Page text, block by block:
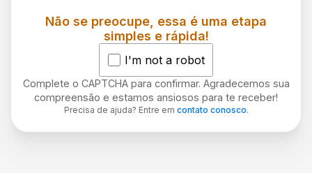
Não se preocupe, essa é uma etapa
simples e rápida!
I'm not a robot
Complete o CAPTCHA para confirmar. Agradecemos sua
compreensão e estamos ansiosos para te receber!
Precisa de ajuda? Entre em contato conosco.